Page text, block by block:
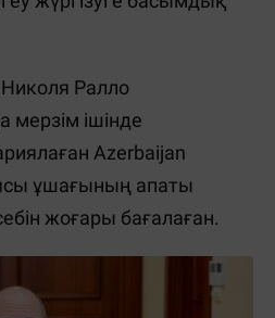
Николя Ралло
ішінде
Azerbaijan
ұшағының апаты
жоғары бағалаған.